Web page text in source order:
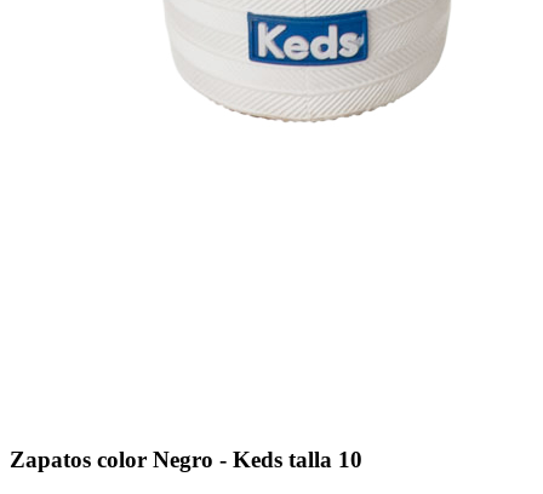
Zapatos color Negro - Keds talla 10